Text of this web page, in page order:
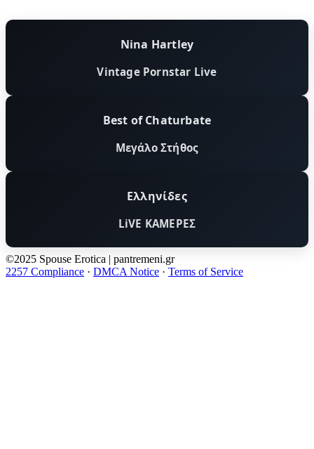
Nina Hartley
Vintage Pornstar Live
Best of Chaturbate
Μεγάλο Στήθος
Ελληνίδες
LiVE ΚΑΜΕΡΕΣ
©2025 Spouse Erotica | pantremeni.gr
2257 Compliance · DMCA Notice · Terms of Service